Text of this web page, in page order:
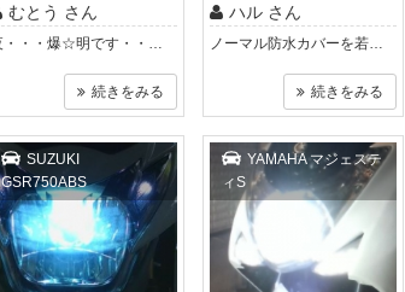
むとう さん
続きをみる
ハル さん
ノーマル防水カバーを若干加工要する。 簡単に取り付けられて、非常に良い。 輝度の色も白っぽく、明るく感じます。
続きをみる
SUZUKI
GSR750ABS
YAMAHA マジェステ
ィS